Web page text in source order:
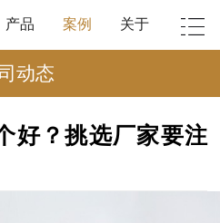
产品 案例 关于
动态
好？挑选厂家要注